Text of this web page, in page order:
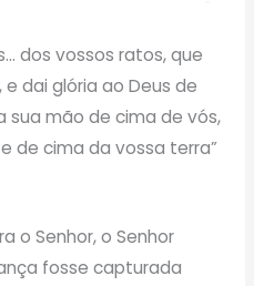
dos vossos ratos, que
dai glória ao Deus de
sua mão de cima de vós,
de cima da vossa terra”
o Senhor, o Senhor
fosse capturada